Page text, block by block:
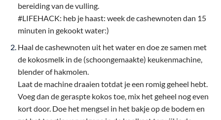
bereiding van de vulling.
#LIFEHACK: heb je haast: week de cashewnoten dan 15
minuten in gekookt water:)
Haal de cashewnoten uit het water en doe ze samen met
de kokosmelk in de (schoongemaakte) keukenmachine,
blender of hakmolen.
Laat de machine draaien totdat je een romig geheel hebt.
Voeg dan de geraspte kokos toe, mix het geheel nog even
kort door. Doe het mengsel in het bakje op de bodem en